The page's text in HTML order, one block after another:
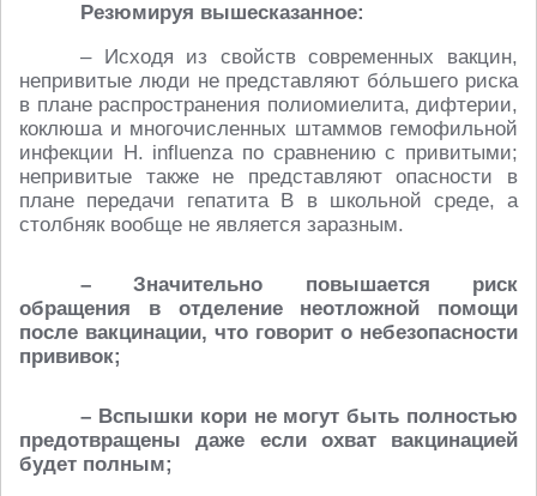
Резюмируя вышесказанное:
– Исходя из свойств современных вакцин,
непривитые люди не представляют бо́льшего риска
в плане распространения полиомиелита, дифтерии,
коклюша и многочисленных штаммов гемофильной
инфекции H. influenza по сравнению с привитыми;
непривитые также не представляют опасности в
плане передачи гепатита B в школьной среде, а
столбняк вообще не является заразным.
– Значительно повышается риск
обращения в отделение неотложной помощи
после вакцинации, что говорит о небезопасности
прививок;
– Вспышки кори не могут быть полностью
предотвращены даже если охват вакцинацией
будет полным;